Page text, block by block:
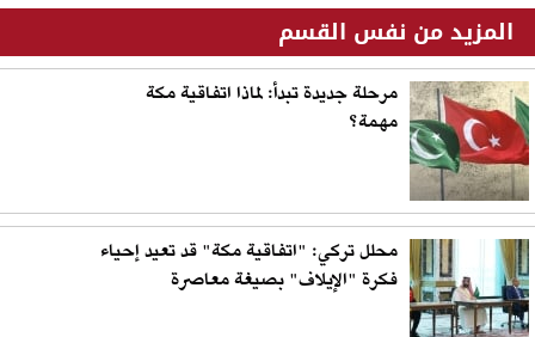
المزيد من نفس القسم
مرحلة جديدة تبدأ: لماذا اتفاقية مكة
مهمة؟
محلل تركي: "اتفاقية مكة" قد تعيد إحياء
فكرة "الإيلاف" بصيغة معاصرة